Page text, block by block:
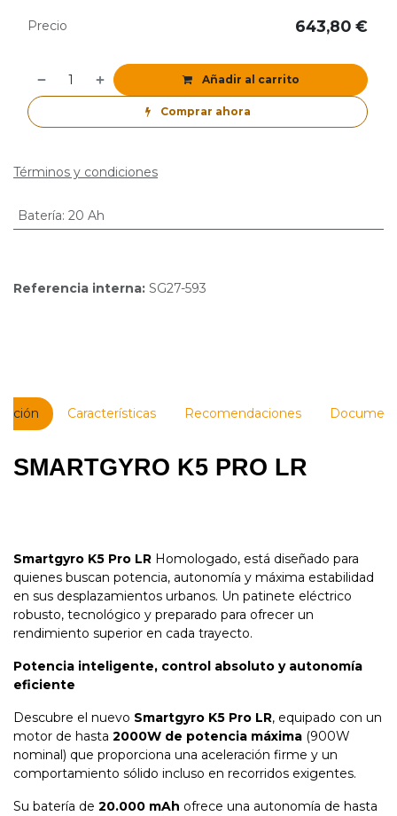
Añadir al carrito
Comprar ahora
Precio 643,80 €
Términos y condiciones
Batería: 20 Ah
Referencia interna: SG27-593
Características Recomendaciones
SMARTGYRO K5 PRO LR
Smartgyro K5 Pro LR Homologado, está diseñado para
quienes buscan potencia, autonomía y máxima estabilidad
en sus desplazamientos urbanos. Un patinete eléctrico
robusto, tecnológico y preparado para ofrecer un
rendimiento superior en cada trayecto.
Potencia inteligente, control absoluto y autonomía
eficiente
Descubre el nuevo Smartgyro K5 Pro LR, equipado con un
motor de hasta 2000W de potencia máxima (900W
nominal) que proporciona una aceleración firme y un
comportamiento sólido incluso en recorridos exigentes.
Su batería de 20.000 mAh ofrece una autonomía de hasta